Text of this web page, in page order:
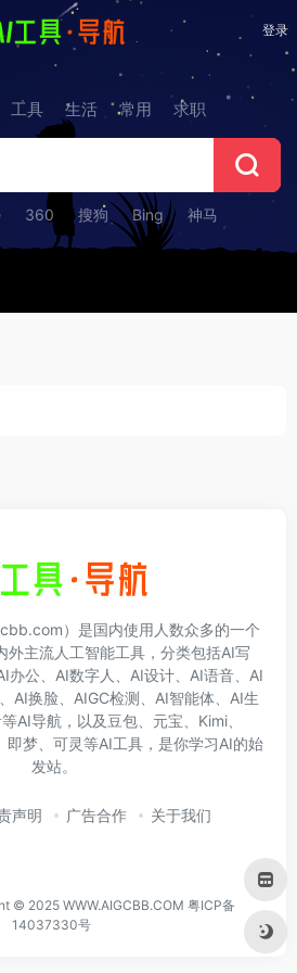
登录
工具 生活 常用 求职
360 搜狗 Bing 神马
）是国内使用人数众多的一个
外主流人工智能工具，分类包括AI写
办公、AI数字人、AI设计、AI语音、AI
AI换脸、AIGC检测、AI智能体、AI生
AI导航，以及豆包、元宝、Kimi、
梦、可灵等AI工具，是你学习AI的始
发站。
声明 广告合作 关于我们
© 2025 WWW.AIGCBB.COM 粤ICP备
14037330号